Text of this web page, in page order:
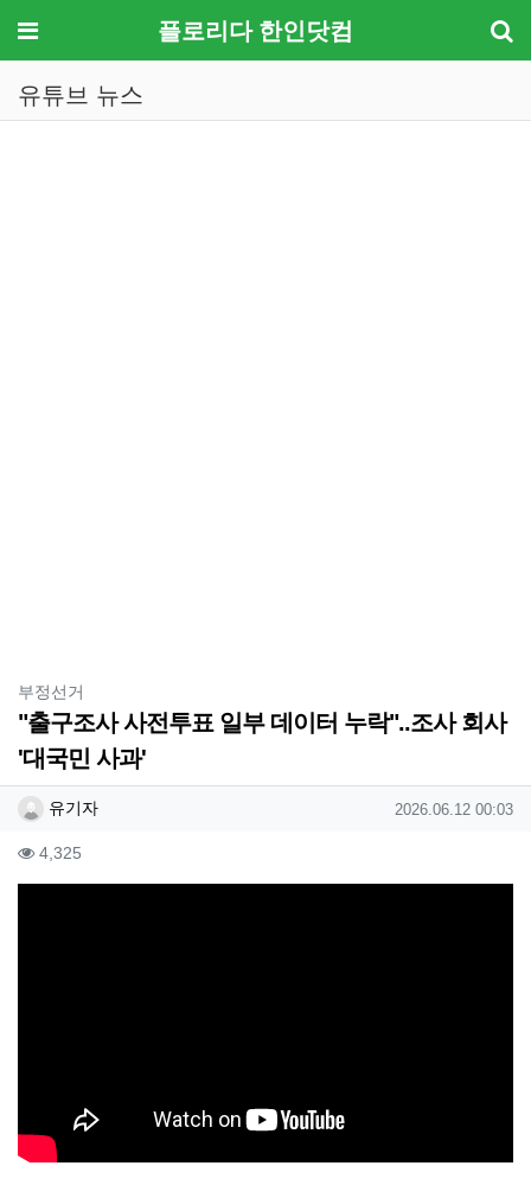
메뉴 플로리다 한인닷컴
유튜브 뉴스
부정선거
"출구조사 사전투표 일부 데이터 누락"..조사 회사
'대국민 사과'
작성자 정보
유기자작성 작성일
2026.06.12 00:03
컨텐츠 정보
4,325